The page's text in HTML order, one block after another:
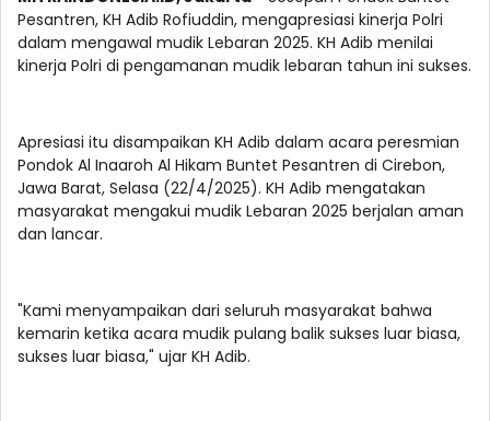
Pesantren, KH Adib Rofiuddin, mengapresiasi kinerja Polri
dalam mengawal mudik Lebaran 2025. KH Adib menilai
kinerja Polri di pengamanan mudik lebaran tahun ini sukses.
Apresiasi itu disampaikan KH Adib dalam acara peresmian
Pondok Al Inaaroh Al Hikam Buntet Pesantren di Cirebon,
Jawa Barat, Selasa (22/4/2025). KH Adib mengatakan
masyarakat mengakui mudik Lebaran 2025 berjalan aman
dan lancar.
"Kami menyampaikan dari seluruh masyarakat bahwa
kemarin ketika acara mudik pulang balik sukses luar biasa,
sukses luar biasa," ujar KH Adib.